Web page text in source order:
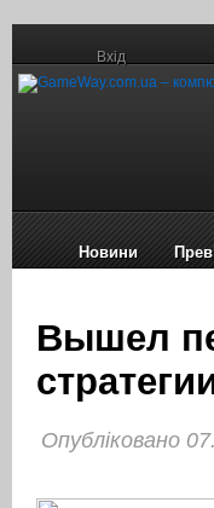
Вхід
Новини
Вышел
Опубліковано